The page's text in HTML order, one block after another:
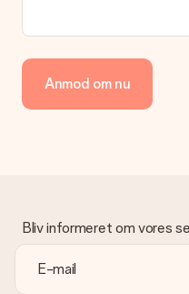
Anmod om nu
Bliv informeret om vores